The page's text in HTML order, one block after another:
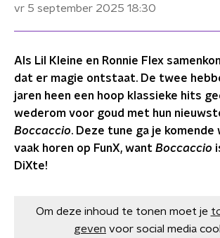
vr 5 september 2025 18:30
Als Lil Kleine en Ronnie Flex
dat er magie ontstaat. De twee
jaren heen een hoop klassieke hits
wederom voor goud met hun
Boccaccio. Deze tune ga je
vaak horen op FunX, want Boccaccio
DiXte!
Om deze inhoud te tonen moet je
geven voor social media